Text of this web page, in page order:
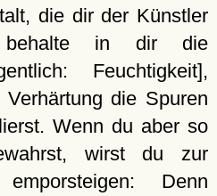
die dir der Künstler
behalte in dir die
Feuchtigkeit],
die Spuren
Wenn du aber so
wirst du zur
emporsteigen: Denn